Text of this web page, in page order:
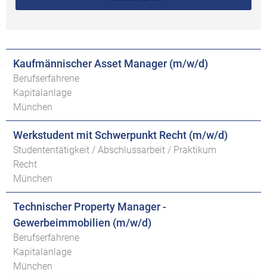
Kaufmännischer Asset Manager (m/w/d)
Berufserfahrene
Kapitalanlage
München
Werkstudent mit Schwerpunkt Recht (m/w/d)
Studententätigkeit / Abschlussarbeit / Praktikum
Recht
München
Technischer Property Manager -
Gewerbeimmobilien (m/w/d)
Berufserfahrene
Kapitalanlage
München